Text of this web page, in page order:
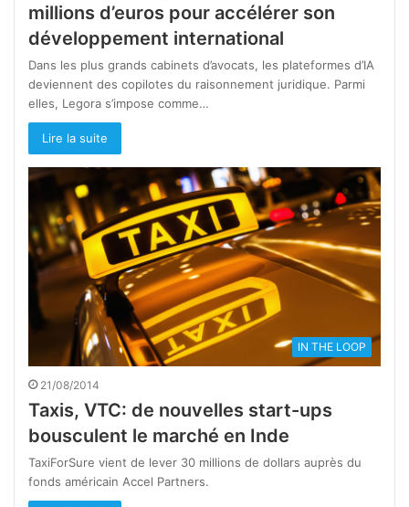
millions d’euros pour accélérer son
développement international
Dans les plus grands cabinets d’avocats, les plateformes d’IA
deviennent des copilotes du raisonnement juridique. Parmi
elles, Legora s’impose comme…
Lire la suite
IN THE LOOP
21/08/2014
Taxis, VTC: de nouvelles start-ups
bousculent le marché en Inde
TaxiForSure vient de lever 30 millions de dollars auprès du
fonds américain Accel Partners.